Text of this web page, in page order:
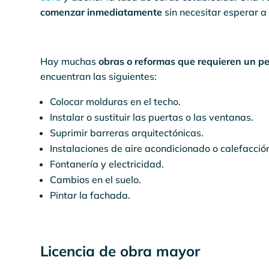
comenzar inmediatamente sin necesitar esperar
Hay muchas obras o reformas que requieren un
encuentran las siguientes:
Colocar molduras en el techo.
Instalar o sustituir las puertas o las ventanas.
Suprimir barreras arquitectónicas.
Instalaciones de aire acondicionado o
Fontanería y electricidad.
Cambios en el suelo.
Pintar la fachada.
Licencia de obra mayor